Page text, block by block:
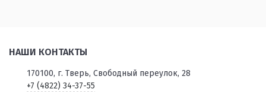
НАШИ КОНТАКТЫ
170100, г. Тверь, Свободный переулок, 28
+7 (4822) 34-37-55